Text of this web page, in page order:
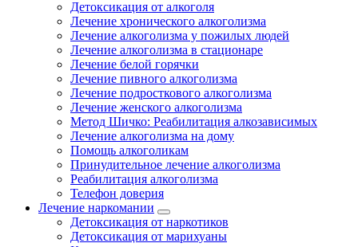
Детоксикация от алкоголя
Лечение хронического алкоголизма
Лечение алкоголизма у пожилых людей
Лечение алкоголизма в стационаре
Лечение белой горячки
Лечение пивного алкоголизма
Лечение подросткового алкоголизма
Лечение женского алкоголизма
Метод Шичко: Реабилитация алкозависимых
Лечение алкоголизма на дому
Помощь алкоголикам
Принудительное лечение алкоголизма
Реабилитация алкоголизма
Телефон доверия
Лечение наркомании
Детоксикация от наркотиков
Детоксикация от марихуаны